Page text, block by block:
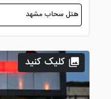
کلیک کنید